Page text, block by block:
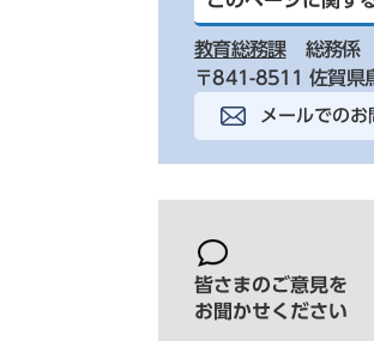
教育総務課
総務係
〒841-8511 佐賀県
メールでのお
皆さまのご意見を
お聞かせください